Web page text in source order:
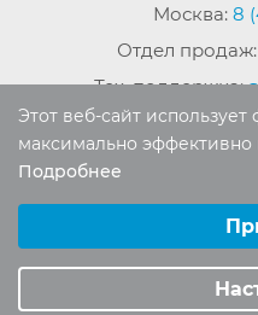
Москва: 8
Отдел продаж:
Тех. поддержка:
Авторские права
Этот веб-сайт
максимально эффективно
Подробнее
Аналитические/